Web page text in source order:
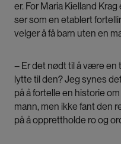
er. For Maria Kielland
ser som en etablert
velger å få barn uten en
– Er det nødt til å være en
lytte til den? Jeg synes
på å fortelle en historie
mann, men ikke fant den
på å opprettholde ro og